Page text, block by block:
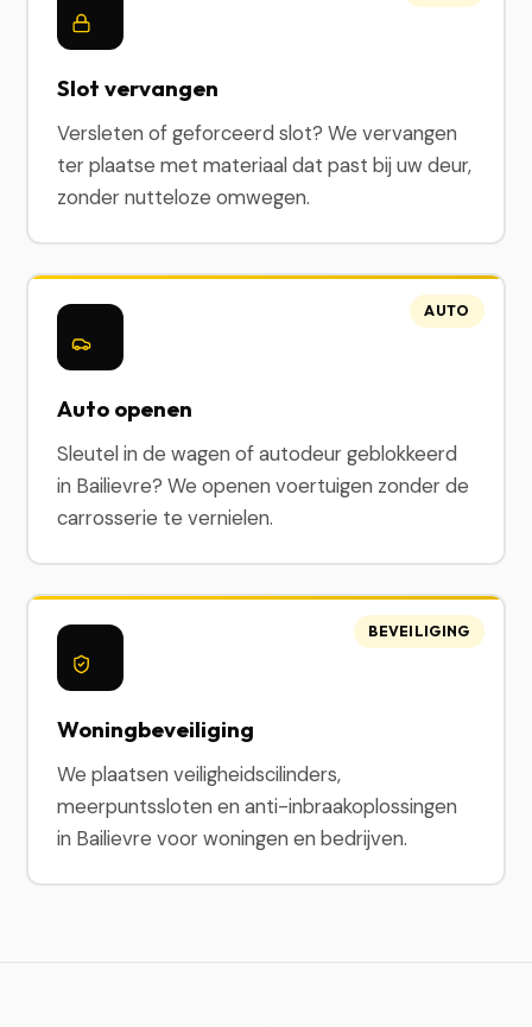
Slot vervangen
Versleten of geforceerd slot? We vervangen
ter plaatse met materiaal dat past bij uw deur,
zonder nutteloze omwegen.
Auto openen
Sleutel in de wagen of autodeur geblokkeerd
in Bailievre? We openen voertuigen zonder de
carrosserie te vernielen.
AUTO
Woningbeveiliging
We plaatsen veiligheidscilinders,
meerpuntssloten en anti-inbraakoplossingen
in Bailievre voor woningen en bedrijven.
BEVEILIGING